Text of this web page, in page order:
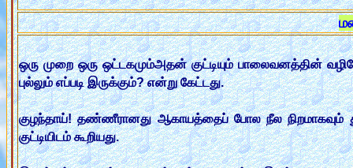
ஒரு முறை ஒரு ஒட்டகமும்அதன் குட்டியும் பாலைவனத்தின்
புல்லும் எப்படி இருக்கும்? என்று கேட்டது.
குழந்தாய்! தண்ணீரானது ஆகாயத்தைப் போல நீல நிறமாகவும்
குட்டியிடம் கூறியது.